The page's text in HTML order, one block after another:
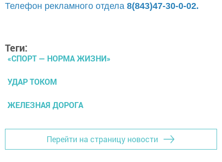
Телефон рекламного отдела 8(843)47-30-0-02.
Теги:
«СПОРТ — НОРМА ЖИЗНИ»
УДАР ТОКОМ
ЖЕЛЕЗНАЯ ДОРОГА
Перейти на страницу новости